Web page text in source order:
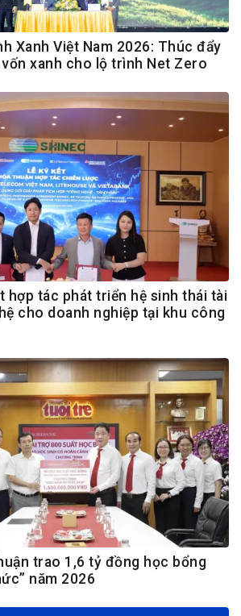
Xanh Việt Nam 2026: Thúc đẩy
xanh cho lộ trình Net Zero
hợp tác phát triển hệ sinh thái tài
cho doanh nghiệp tại khu công
trao 1,6 tỷ đồng học bổng
năm 2026